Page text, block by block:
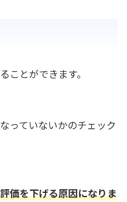
ことができます。
っていないかのチェック
価を下げる原因になりま